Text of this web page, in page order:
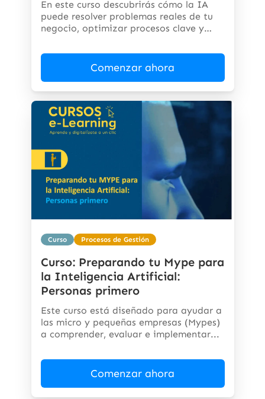
En este curso descubrirás cómo la IA
puede resolver problemas reales de tu
negocio, optimizar procesos clave y
Comenzar ahora
Curso Procesos de Gestión
Curso: Preparando tu Mype para
la Inteligencia Artificial:
Personas primero
Este curso está diseñado para ayudar a
las micro y pequeñas empresas (Mypes)
a comprender, evaluar e implementar...
Comenzar ahora